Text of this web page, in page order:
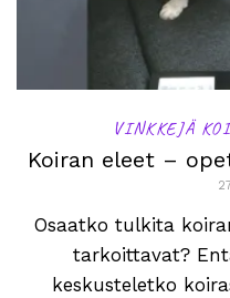
VINKKEJÄ
Koiran eleet –
Osaatko tulkita
tarkoittavat?
keskusteletko